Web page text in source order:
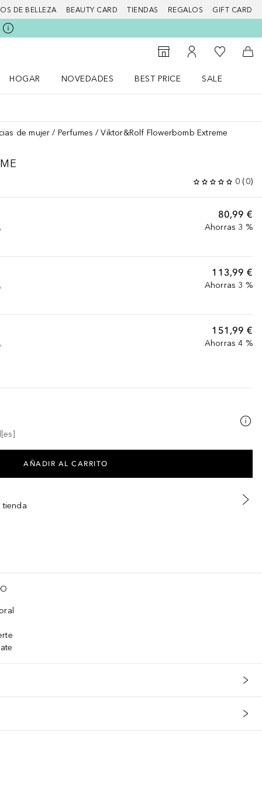
DE BELLEZA BEAUTY CARD TIENDAS REGALOS GIFT CARD
Al Storefinder
Mi cuenta
Mi lista de
A
HOGAR
NOVEDADES
BEST PRICE
SALE
de mujer Perfumes Viktor&Rolf Flowerbomb Extreme
0 (0)
80,99 €
Ahorras 3 %
113,99 €
Ahorras 3 %
151,99 €
Ahorras 4 %
AÑADIR AL CARRITO
tienda